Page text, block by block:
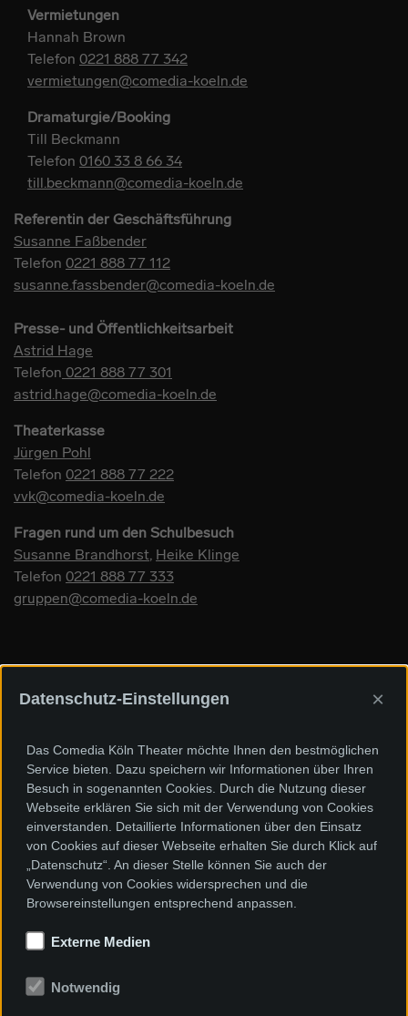
Vermietungen
Hannah Brown
Telefon 0221 888 77 342
vermietungen@comedia-koeln.de
Dramaturgie/Booking
Till Beckmann
Telefon 0160 33 8 66 34
till.beckmann@comedia-koeln.de
Referentin der Geschäftsführung
Susanne Faßbender
Telefon 0221 888 77 112
susanne.fassbender@comedia-koeln.de
Presse- und Öffentlichkeitsarbeit
Astrid Hage
Telefon 0221 888 77 301
astrid.hage@comedia-koeln.de
Theaterkasse
Jürgen Pohl
Telefon 0221 888 77 222
vvk@comedia-koeln.de
Fragen rund um den Schulbesuch
Susanne Brandhorst, Heike Klinge
Telefon 0221 888 77 333
gruppen@comedia-koeln.de
Sponsoren und Förderer
Datenschutz-Einstellungen ×
Das Comedia Köln Theater möchte Ihnen den bestmöglichen
Service bieten. Dazu speichern wir Informationen über Ihren
Besuch in sogenannten Cookies. Durch die Nutzung dieser
Webseite erklären Sie sich mit der Verwendung von Cookies
einverstanden. Detaillierte Informationen über den Einsatz
von Cookies auf dieser Webseite erhalten Sie durch Klick auf
„Datenschutz“. An dieser Stelle können Sie auch der
Verwendung von Cookies widersprechen und die
Browsereinstellungen entsprechend anpassen.
Externe Medien
Notwendig